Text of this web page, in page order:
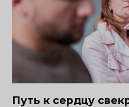
Путь к сердцу